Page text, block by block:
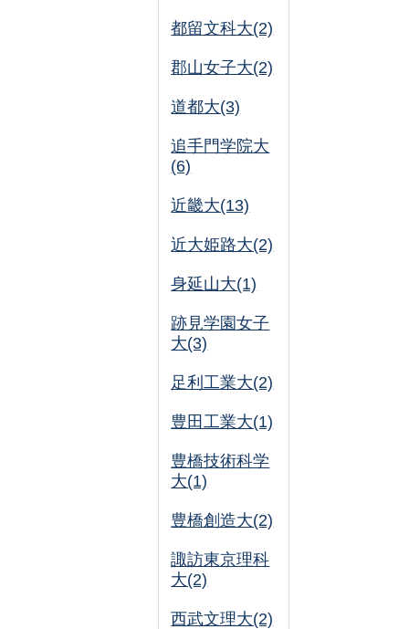
都留文科大(2)
郡山女子大(2)
道都大(3)
追手門学院大
(6)
近畿大(13)
近大姫路大(2)
身延山大(1)
跡見学園女子
大(3)
足利工業大(2)
豊田工業大(1)
豊橋技術科学
大(1)
豊橋創造大(2)
諏訪東京理科
大(2)
西武文理大(2)